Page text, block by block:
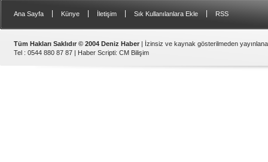
Ana Sayfa Künye İletişim Sık Kullanılanlara Ekle RSS
Tüm Hakları Saklıdır © 2004 Deniz Haber | İzinsiz ve kaynak gösterilmeden
Tel : 0544 880 87 87 | Haber Scripti: CM Bilişim